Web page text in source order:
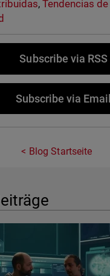
, Tendencias de
Subscribe via RSS
Subscribe via Email
Blog Startseite